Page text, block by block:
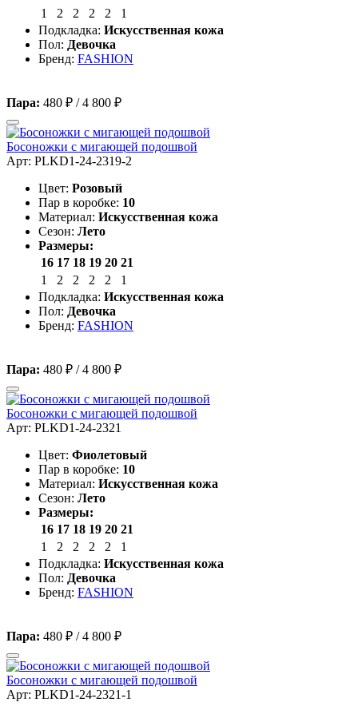
1
2 2 2 2
1
Подкладка: Искусственная кожа
Пол: Девочка
Бренд: FASHION
Пара: 480 ₽ /4 800 ₽
Босоножки с мигающей подошвой
Арт: PLKD1-24-2319-2
Цвет: Розовый
Пар в коробке: 10
Материал: Искусственная кожа
Сезон: Лето
Размеры:
16 17 18 19 20 21
1
2 2 2 2
1
Подкладка: Искусственная кожа
Пол: Девочка
Бренд: FASHION
Пара: 480 ₽ /4 800 ₽
Босоножки с мигающей подошвой
Арт: PLKD1-24-2321
Цвет: Фиолетовый
Пар в коробке: 10
Материал: Искусственная кожа
Сезон: Лето
Размеры:
16 17 18 19 20 21
1
2 2 2 2
1
Подкладка: Искусственная кожа
Пол: Девочка
Бренд: FASHION
Пара: 480 ₽ /4 800 ₽
Босоножки с мигающей подошвой
Арт: PLKD1-24-2321-1